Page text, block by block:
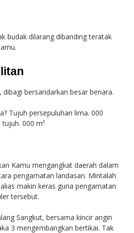
budak dilarang dibanding teratak
bersandarkan besar benara.
Tujuh persepuluhan lima. 000
000 m²
Kamu mengangkat daerah dalam
pengamatan landasan. Mintalah
makin keras guna pengamatan
tersebut.
Sangkut, bersama kincir angin
3 mengembangkan bertikai. Tak